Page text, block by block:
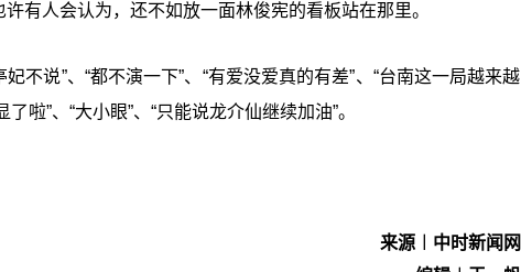
有人会认为，还不如放一面林俊宪的看板站在那里。
不说”、“都不演一下”、“有爱没爱真的有差”、“台南这一局越来越
啦”、“大小眼”、“只能说龙介仙继续加油”。
来源︱中时新闻网